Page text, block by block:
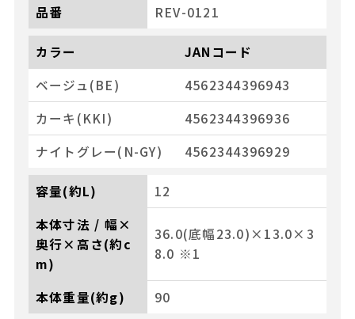
品番 REV-0121
カラー
JANコード
ベージュ(BE)
4562344396943
カーキ(KKI)
4562344396936
ナイトグレー(N-GY)
4562344396929
容量(約L)
12
本体寸法 / 幅×
奥行×高さ(約c
m)
36.0(底幅23.0)×13.0×3
8.0 ※1
本体重量(約g) 90